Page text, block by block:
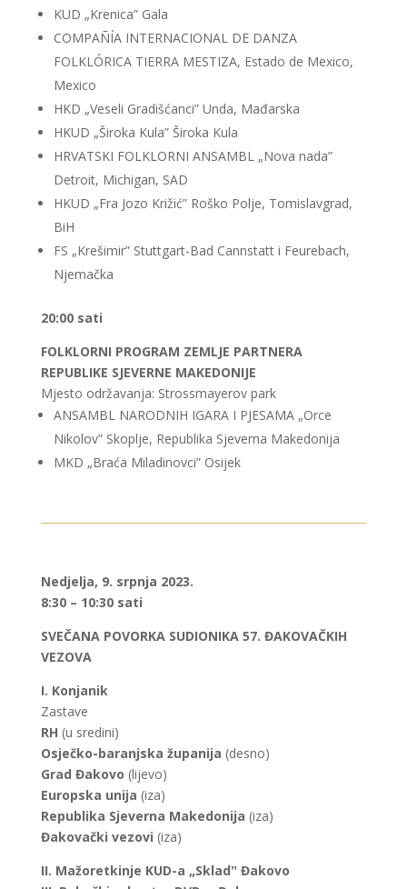
KUD „Krenica” Gala
COMPAÑÍA INTERNACIONAL DE DANZA
FOLKLÓRICA TIERRA MESTIZA, Estado de Mexico,
Mexico
HKD „Veseli Gradišćanci” Unda, Mađarska
HKUD „Široka Kula” Široka Kula
HRVATSKI FOLKLORNI ANSAMBL „Nova nada”
Detroit, Michigan, SAD
HKUD „Fra Jozo Križić” Roško Polje, Tomislavgrad,
BiH
FS „Krešimir” Stuttgart-Bad Cannstatt i Feurebach,
Njemačka
20:00 sati
FOLKLORNI PROGRAM ZEMLJE PARTNERA
REPUBLIKE SJEVERNE MAKEDONIJE
Mjesto održavanja: Strossmayerov park
ANSAMBL NARODNIH IGARA I PJESAMA „Orce
Nikolov” Skoplje, Republika Sjeverna Makedonija
MKD „Braća Miladinovci” Osijek
Nedjelja, 9. srpnja 2023.
8:30 – 10:30 sati
SVEČANA POVORKA SUDIONIKA 57. ĐAKOVAČKIH
VEZOVA
I. Konjanik
Zastave
RH (u sredini)
Osječko-baranjska županija (desno)
Grad Đakovo (lijevo)
Europska unija (iza)
Republika Sjeverna Makedonija (iza)
Đakovački vezovi (iza)
II. Mažoretkinje KUD-a „Skladˮ Đakovo